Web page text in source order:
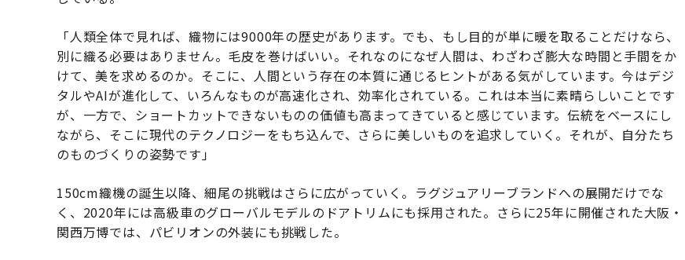
「人類全体で見れば、織物には9000年の歴史があります。でも、もし目的が単に暖を取ることだけなら、
別に織る必要はありません。毛皮を巻けばいい。それなのになぜ人間は、わざわざ膨大な時間と手間をか
けて、美を求めるのか。そこに、人間という存在の本質に通じるヒントがある気がしています。今はデジ
タルやAIが進化して、いろんなものが高速化され、効率化されている。これは本当に素晴らしいことです
が、一方で、ショートカットできないものの価値も高まってきていると感じています。伝統をベースにし
ながら、そこに現代のテクノロジーをもち込んで、さらに美しいものを追求していく。それが、自分たち
のものづくりの姿勢です」
150cm織機の誕生以降、細尾の挑戦はさらに広がっていく。ラグジュアリーブランドへの展開だけでな
く、2020年には高級車のグローバルモデルのドアトリムにも採用された。さらに25年に開催された大阪・
関西万博では、パビリオンの外装にも挑戦した。